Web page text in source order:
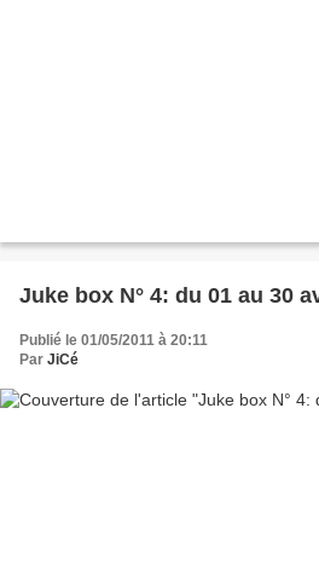
Juke box N° 4: du 01 au 30
Publié le 01/05/2011 à 20:11
Par JiCé